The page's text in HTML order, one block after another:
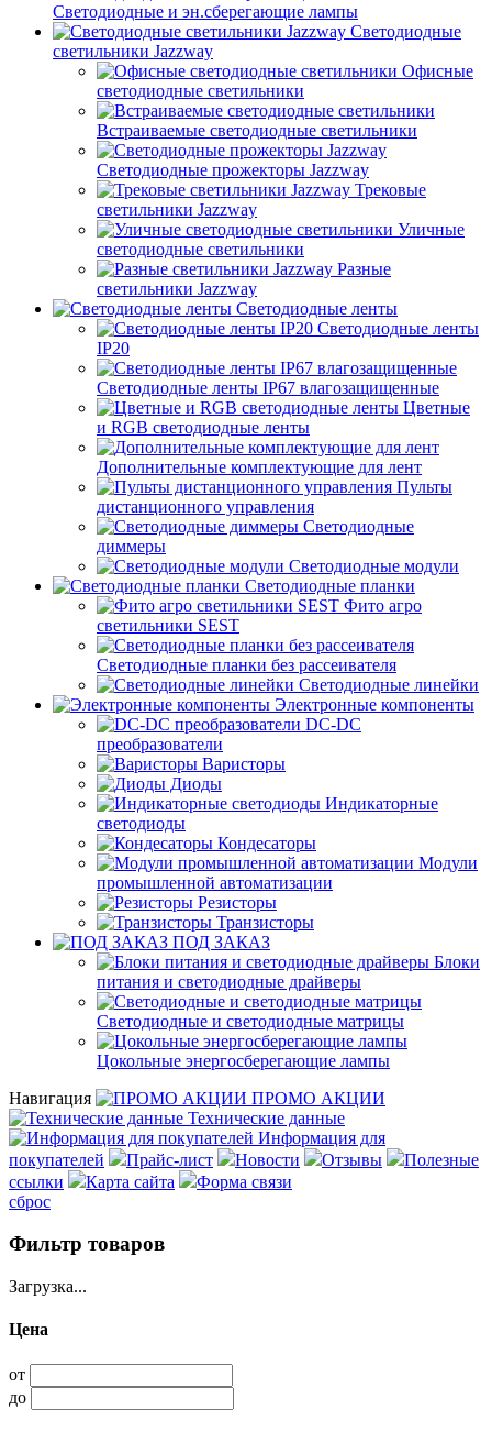
Светодиодные и эн.сберегающие лампы
Светодиодные
светильники Jazzway
Офисные
светодиодные светильники
Встраиваемые светодиодные светильники
Светодиодные прожекторы Jazzway
Трековые
светильники Jazzway
Уличные
светодиодные светильники
Разные
светильники Jazzway
Светодиодные ленты
Светодиодные ленты
IP20
Светодиодные ленты IP67 влагозащищенные
Цветные
и RGB светодиодные ленты
Дополнительные комплектующие для лент
Пульты
дистанционного управления
Светодиодные
диммеры
Светодиодные модули
Светодиодные планки
Фито агро
светильники SEST
Светодиодные планки без рассеивателя
Светодиодные линейки
Электронные компоненты
DC-DC
преобразователи
Варисторы
Диоды
Индикаторные
светодиоды
Кондесаторы
Модули
промышленной автоматизации
Резисторы
Транзисторы
ПОД ЗАКАЗ
Блоки
питания и светодиодные драйверы
Светодиодные и светодиодные матрицы
Цокольные энергосберегающие лампы
Навигация
ПРОМО АКЦИИ
Технические данные
Информация для
покупателей
Прайс-лист Новости Отзывы
Полезные
ссылки
Карта сайта
Форма связи
сброс
Фильтр товаров
Загрузка...
Цена
от
до